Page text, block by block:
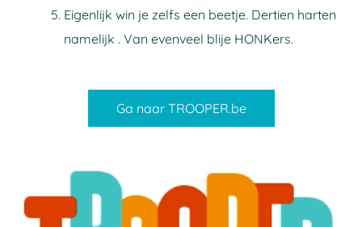
Eigenlijk win je zelfs een beetje. Dertien harten
namelijk . Van evenveel blije HONKers.
Ga naar TROOPER.be